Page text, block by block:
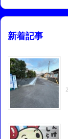
新着記事